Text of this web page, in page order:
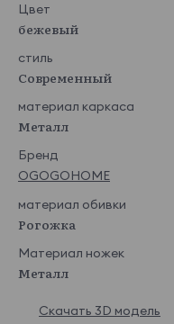
Цвет
бежевый
стиль
Современный
материал каркаса
Металл
Бренд
OGOGOHOME
материал обивки
Рогожка
Материал ножек
Металл
Скачать 3D модель